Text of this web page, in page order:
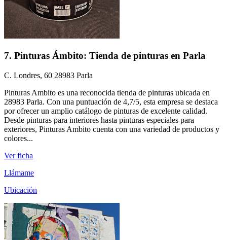
7. Pinturas Ámbito: Tienda de pinturas en Parla
C. Londres, 60 28983 Parla
Pinturas Ambito es una reconocida tienda de pinturas ubicada en
28983 Parla. Con una puntuación de 4,7/5, esta empresa se destaca
por ofrecer un amplio catálogo de pinturas de excelente calidad.
Desde pinturas para interiores hasta pinturas especiales para
exteriores, Pinturas Ambito cuenta con una variedad de productos y
colores...
Ver ficha
Llámame
Ubicación